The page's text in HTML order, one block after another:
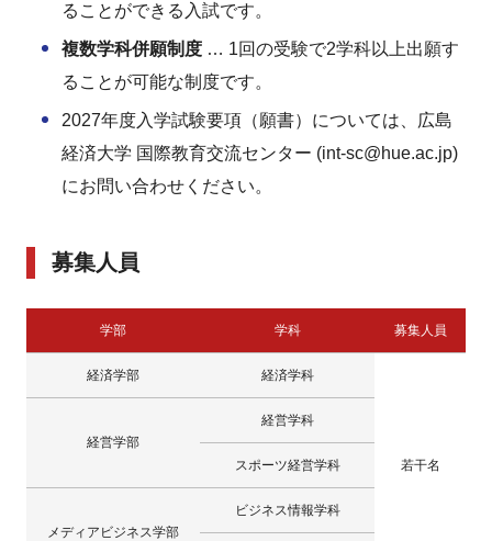
ることができる入試です。
複数学科併願制度 … 1回の受験で2学科以上出願す
ることが可能な制度です。
2027年度入学試験要項（願書）については、広島
経済大学 国際教育交流センター (int-sc@hue.ac.jp)
にお問い合わせください。
募集人員
学部 学科 募集人員
経済学部 経済学科
若干名
経営学部
経営学科
スポーツ経営学科
メディアビジネス学部
ビジネス情報学科